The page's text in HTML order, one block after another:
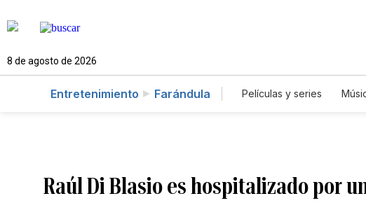
8 de agosto de 2026
Entretenimiento Farándula Películas y series
Raúl Di Blasio es hospitalizado por